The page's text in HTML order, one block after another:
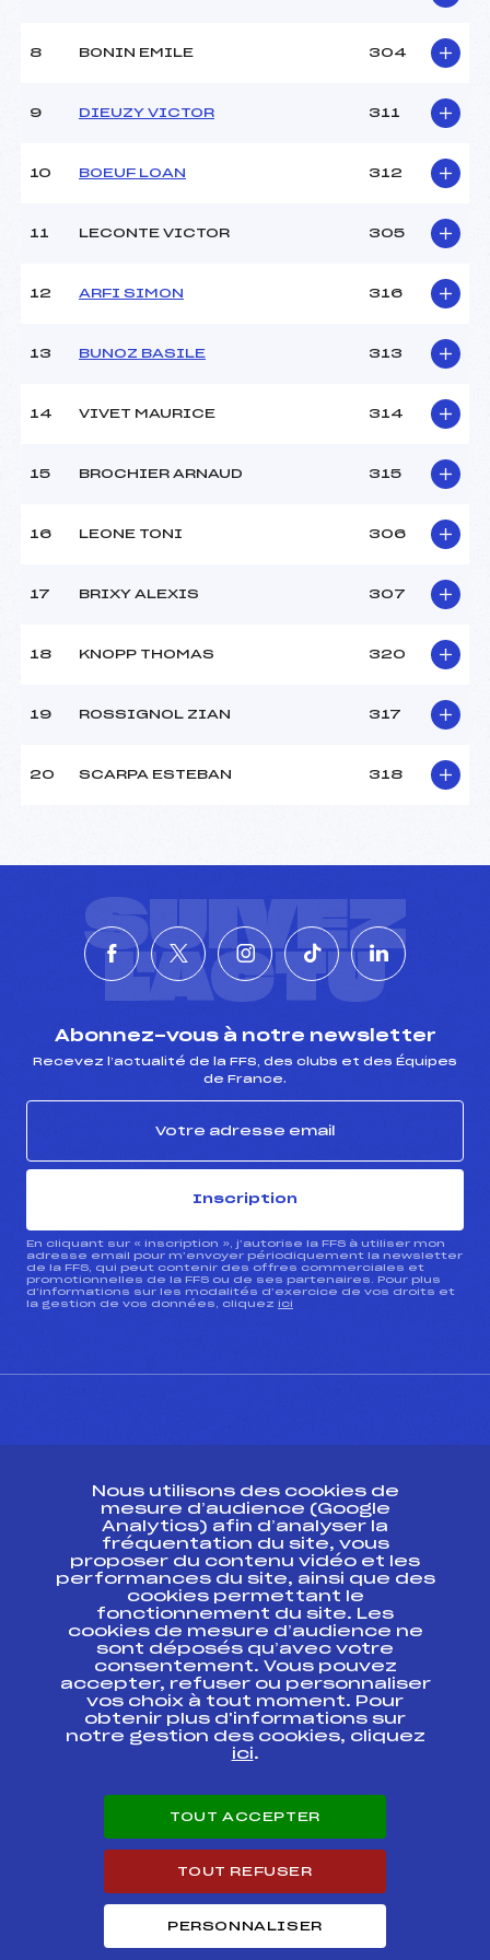
8 BONIN EMILE 304
9 DIEUZY VICTOR 311
10 BOEUF LOAN 312
11 LECONTE VICTOR 305
12 ARFI SIMON 316
13 BUNOZ BASILE 313
14 VIVET MAURICE 314
15 BROCHIER ARNAUD 315
16 LEONE TONI 306
17 BRIXY ALEXIS 307
18 KNOPP THOMAS 320
19 ROSSIGNOL ZIAN 317
20 SCARPA ESTEBAN 318
SUIVEZ
L'ACTU
Abonnez-vous à notre newsletter
Recevez l’actualité de la FFS, des clubs et des Équipes
de France.
Inscription
En cliquant sur « inscription », j’autorise la FFS à utiliser mon
adresse email pour m’envoyer périodiquement la newsletter
de la FFS, qui peut contenir des offres commerciales et
promotionnelles de la FFS ou de ses partenaires. Pour plus
d’informations sur les modalités d’exercice de vos droits et
la gestion de vos données, cliquez ici
Ressources
Pass’Neige
Projet sportif fédéral
Projet de performance fédéral
Antidopage
Pôle Développement, Formation, Suivi
Scientifique
Listes ministérielles
Pôle vie de l’athlète
Enseignement professionnel
Carrières
Nous utilisons des cookies de
mesure d’audience (Google
Analytics) afin d’analyser la
fréquentation du site, vous
proposer du contenu vidéo et les
performances du site, ainsi que des
cookies permettant le
fonctionnement du site. Les
cookies de mesure d’audience ne
sont déposés qu’avec votre
consentement. Vous pouvez
accepter, refuser ou personnaliser
vos choix à tout moment. Pour
obtenir plus d'informations sur
notre gestion des cookies, cliquez
ici.
TOUT ACCEPTER
TOUT REFUSER
PERSONNALISER